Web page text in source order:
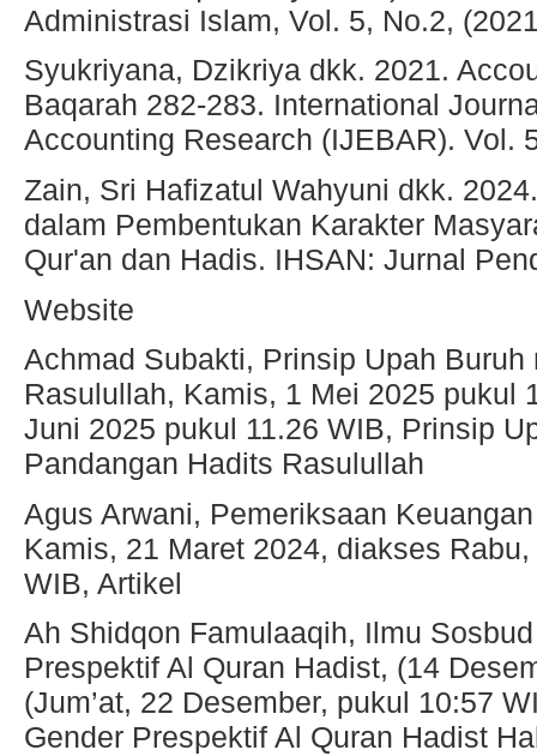
Administrasi Islam, Vol. 5, No.2,
Syukriyana, Dzikriya dkk. 2021.
Baqarah 282-283. International
Accounting Research (IJEBAR). Vol.
Zain, Sri Hafizatul Wahyuni dkk.
dalam Pembentukan Karakter
Qur'an dan Hadis. IHSAN: Jurnal
Website
Achmad Subakti, Prinsip Upah
Rasulullah, Kamis, 1 Mei 2025 pukul
Juni 2025 pukul 11.26 WIB, Prinsip
Pandangan Hadits Rasulullah
Agus Arwani, Pemeriksaan
Kamis, 21 Maret 2024, diakses
WIB, Artikel
Ah Shidqon Famulaaqih, Ilmu
Prespektif Al Quran Hadist, (14
(Jum’at, 22 Desember, pukul 10:57
Gender Prespektif Al Quran Hadist